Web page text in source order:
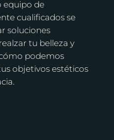
equipo de
cualificados se
soluciones
tu belleza y
podemos
objetivos estéticos